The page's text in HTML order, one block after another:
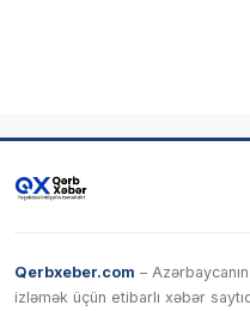
Qerbxeber.com –
izləmək üçün etibarlı xəbər